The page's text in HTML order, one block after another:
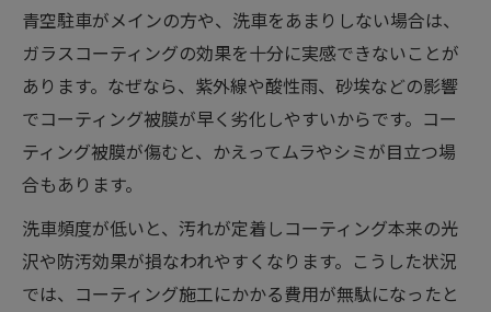
青空駐車がメインの方や、洗車をあまりしない場合は、
ガラスコーティングの効果を十分に実感できないことが
あります。なぜなら、紫外線や酸性雨、砂埃などの影響
でコーティング被膜が早く劣化しやすいからです。コー
ティング被膜が傷むと、かえってムラやシミが目立つ場
合もあります。
洗車頻度が低いと、汚れが定着しコーティング本来の光
沢や防汚効果が損なわれやすくなります。こうした状況
では、コーティング施工にかかる費用が無駄になったと